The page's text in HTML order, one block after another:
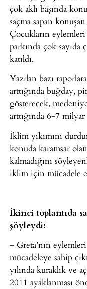
çok aklı başında
saçma sapan
Çocukların
parkında çok
katıldı.
Yazılan bazı
arttığında buğday,
gösterecek,
arttığında 6-7
İklim yıkımını
konuda karamsar
kalmadığını
iklim için mücadele
İkinci toplantıda
şöyleydi:
– Greta’nın
mücadeleye sahip
yılında kuraklık ve
2011 ayaklanması